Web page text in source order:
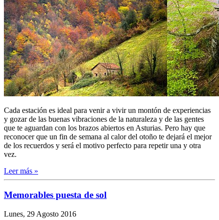
Cada estación es ideal para venir a vivir un montón de experiencias
y gozar de las buenas vibraciones de la naturaleza y de las gentes
que te aguardan con los brazos abiertos en Asturias. Pero hay que
reconocer que un fin de semana al calor del otoño te dejará el mejor
de los recuerdos y será el motivo perfecto para repetir una y otra
vez.
Leer más »
Memorables puesta de sol
Lunes, 29 Agosto 2016